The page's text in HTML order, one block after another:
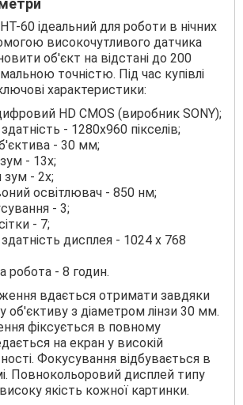
60 ідеальний для роботи в нічних
високочутливого датчика
об'єкт на відстані до 200
точністю. Під час купівлі
характеристики:
HD CMOS (виробник SONY);
- 1280х960 пікселів;
- 30 мм;
- 13х;
- 2х;
освітлювач - 850 нм;
- 3;
- 7;
здатність дисплея - 1024 x 768
робота - 8 годин.
вдається отримати завдяки
об'єктиву з діаметром лінзи 30 мм.
фіксується в повному
на екран у високій
Фокусування відбувається в
Повнокольоровий дисплей типу
якість кожної картинки.